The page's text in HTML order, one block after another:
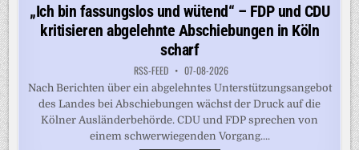
„Ich bin fassungslos und wütend“ – FDP und CDU
kritisieren abgelehnte Abschiebungen in Köln
scharf
RSS-FEED 07-08-2026
Nach Berichten über ein abgelehntes Unterstützungsangebot
des Landes bei Abschiebungen wächst der Druck auf die
Kölner Ausländerbehörde. CDU und FDP sprechen von
einem schwerwiegenden Vorgang....